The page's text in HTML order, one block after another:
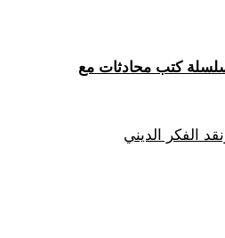
سلسلة كتب محادثات مع
الفكر الديني